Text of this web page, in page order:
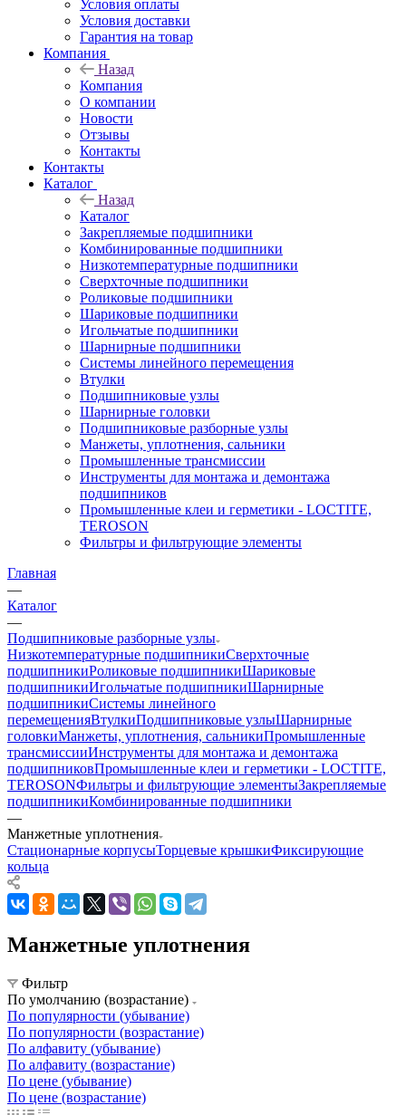
Условия оплаты
Условия доставки
Гарантия на товар
Компания
Назад
Компания
О компании
Новости
Отзывы
Контакты
Контакты
Каталог
Назад
Каталог
Закрепляемые подшипники
Комбинированные подшипники
Низкотемпературные подшипники
Сверхточные подшипники
Роликовые подшипники
Шариковые подшипники
Игольчатые подшипники
Шарнирные подшипники
Системы линейного перемещения
Втулки
Подшипниковые узлы
Шарнирные головки
Подшипниковые разборные узлы
Манжеты, уплотнения, сальники
Промышленные трансмиссии
Инструменты для монтажа и демонтажа
подшипников
Промышленные клеи и герметики - LOCTITE,
TEROSON
Фильтры и фильтрующие элементы
Главная
—
Каталог
—
Подшипниковые разборные узлы
Низкотемпературные подшипникиСверхточные
подшипникиРоликовые подшипникиШариковые
подшипникиИгольчатые подшипникиШарнирные
подшипникиСистемы линейного
перемещенияВтулкиПодшипниковые узлыШарнирные
головкиМанжеты, уплотнения, сальникиПромышленные
трансмиссииИнструменты для монтажа и демонтажа
подшипниковПромышленные клеи и герметики - LOCTITE,
TEROSONФильтры и фильтрующие элементыЗакрепляемые
подшипникиКомбинированные подшипники
—
Манжетные уплотнения
Стационарные корпусыТорцевые крышкиФиксирующие
кольца
Манжетные уплотнения
Фильтр
По умолчанию (возрастание)
По популярности (убывание)
По популярности (возрастание)
По алфавиту (убывание)
По алфавиту (возрастание)
По цене (убывание)
По цене (возрастание)